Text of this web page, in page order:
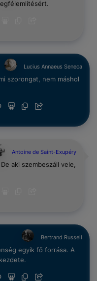
Lucius Annaeus Seneca
szorongat, nem máshol
Antoine de Saint-Exupéry
aki szembeszáll vele,
Bertrand Russell
egyik fő forrása. A